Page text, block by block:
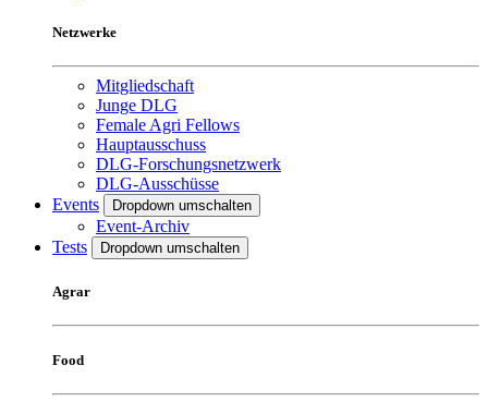
Netzwerke
Mitgliedschaft
Junge DLG
Female Agri Fellows
Hauptausschuss
DLG-Forschungsnetzwerk
DLG-Ausschüsse
Events
Dropdown umschalten
Event-Archiv
Tests
Dropdown umschalten
Agrar
Food